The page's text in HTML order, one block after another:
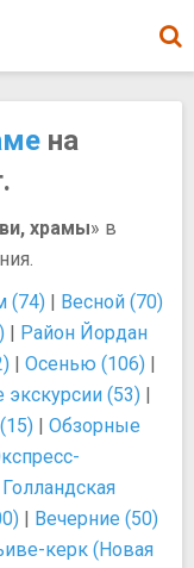
на
храмы» в
(74) | Весной (70)
| Район Йордан
| Осенью (106) |
экскурсии (53) |
| Обзорные
Голландская
| Вечерние (50)
керк (Новая